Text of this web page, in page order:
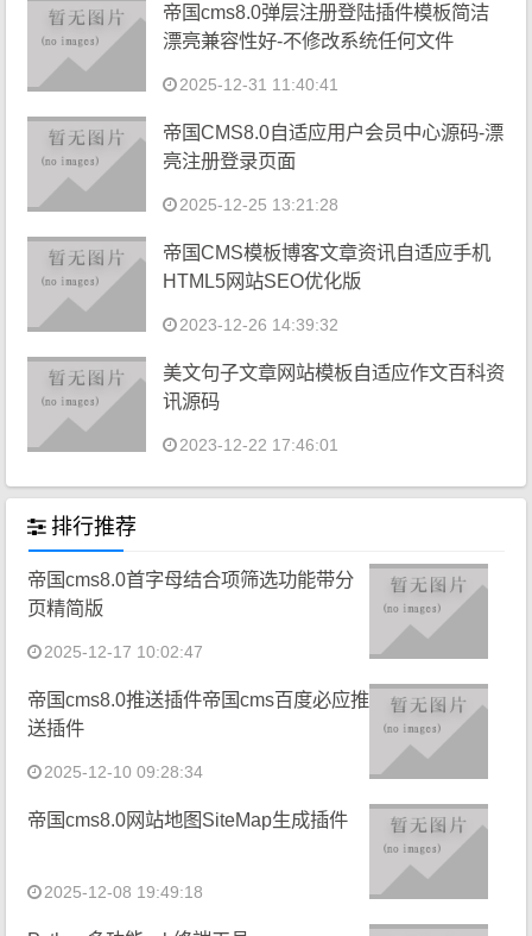
帝国cms8.0弹层注册登陆插件模板简洁
漂亮兼容性好-不修改系统任何文件
2025-12-31 11:40:41
帝国CMS8.0自适应用户会员中心源码-漂
亮注册登录页面
2025-12-25 13:21:28
帝国CMS模板博客文章资讯自适应手机
HTML5网站SEO优化版
2023-12-26 14:39:32
美文句子文章网站模板自适应作文百科资
讯源码
2023-12-22 17:46:01
排行推荐
帝国cms8.0首字母结合项筛选功能带分
页精简版
2025-12-17 10:02:47
帝国cms8.0推送插件帝国cms百度必应推
送插件
2025-12-10 09:28:34
帝国cms8.0网站地图SiteMap生成插件
2025-12-08 19:49:18